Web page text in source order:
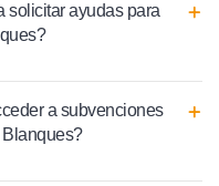
solicitar ayudas para
a subvenciones